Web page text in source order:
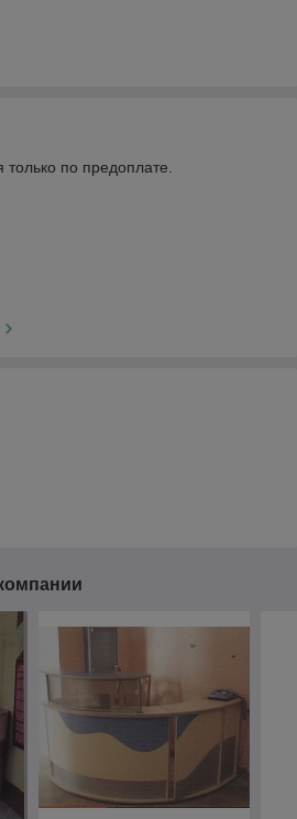
только по предоплате.